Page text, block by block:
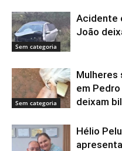
Sem categoria
Acidente
João
Sem categoria
Mulheres
em
deixam
Hélio